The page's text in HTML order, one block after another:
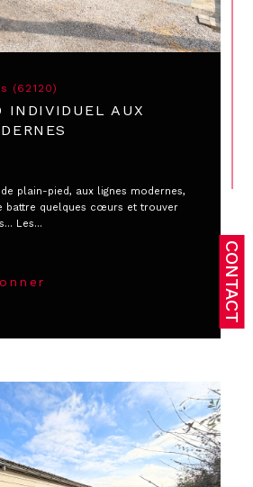
CONTACT
(62120)
INDIVIDUEL AUX
plain-pied, aux lignes modernes,
battre quelques cœurs et trouver
Les...